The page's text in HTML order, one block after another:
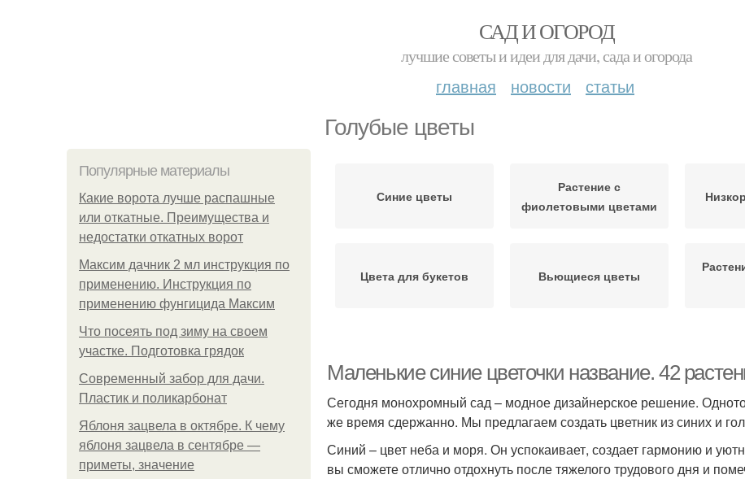
САД И ОГОРОД
лучшие советы и идеи для дачи, сада и огорода
главная новости статьи
Голубые цветы
Популярные материалы
Какие ворота лучше распашные
или откатные. Преимущества и
недостатки откатных ворот
Максим дачник 2 мл инструкция по
применению. Инструкция по
применению фунгицида Максим
Что посеять под зиму на своем
участке. Подготовка грядок
Современный забор для дачи.
Пластик и поликарбонат
Яблоня зацвела в октябре. К чему
яблоня зацвела в сентябре —
приметы, значение
Синие цветы
Растение с
фиолетовыми цветами
Цвета для букетов Вьющиеся цветы
Маленькие синие цветочки название. 42
Сегодня монохромный сад – модное дизайнерское решение.
же время сдержанно. Мы предлагаем создать цветник из синих и
Синий – цвет неба и моря. Он успокаивает, создает гармонию и
вы сможете отлично отдохнуть после тяжелого трудового дня и